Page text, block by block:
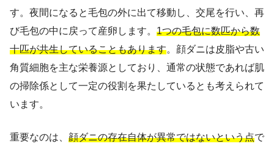
す。夜間になると毛包の外に出て移動し、交尾を行い、再
び毛包の中に戻って産卵します。 1つの毛包に数匹から数
十匹が共生していることもあります。顔ダニは皮脂や古い
角質細胞を主な栄養源としており、通常の状態であれば肌
の掃除係として一定の役割を果たしているとも考えられて
います。
重要なのは、 顔ダニの存在自体が異常ではないという点で